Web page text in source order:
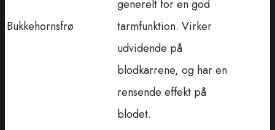
Bukkehornsfrø
generelt for en god
tarmfunktion. Virker
udvidende på
blodkarrene, og har en
rensende effekt på
blodet.